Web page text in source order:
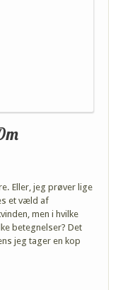
Eller, jeg prøver lige
et væld af
men i hvilke
betegnelser? Det
jeg tager en kop